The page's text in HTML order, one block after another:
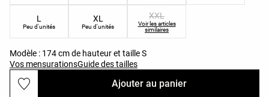
L
Peu d'unités
XL
Peu d'unités
XXL
Voir les articles
similaires
Modèle : 174 cm de hauteur et taille S
Vos mensurationsGuide des tailles
Ajouter au panier